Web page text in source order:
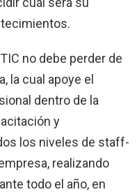
no debe perder de
la cual apoye el
dentro de la
y
los niveles de staff-
realizando
todo el año, en